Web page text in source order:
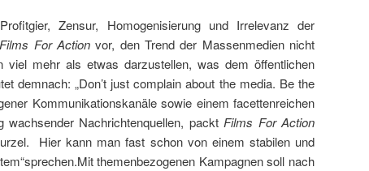
Zensur, Homogenisierung und Irrelevanz der
Films For Action vor, den Trend der Massenmedien nicht
viel mehr als etwas darzustellen, was dem öffentlichen
demnach: „Don’t just complain about the media. Be the
Kommunikationskanäle sowie einem facettenreichen
wachsender Nachrichtenquellen, packtFilms For Action
Hier kann man fast schon von einem stabilen und
themenbezogenen Kampagnen soll nach